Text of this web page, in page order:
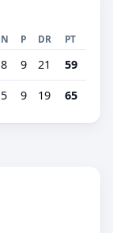
N P DR PT
8 9 21 59
5 9 19 65